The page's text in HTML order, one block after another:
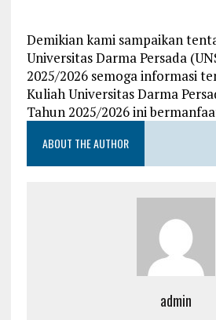
Demikian kami sampaikan
Universitas Darma Persada
2025/2026 semoga informasi
Kuliah Universitas Darma
Tahun 2025/2026 ini
ABOUT THE AUTHOR
admin